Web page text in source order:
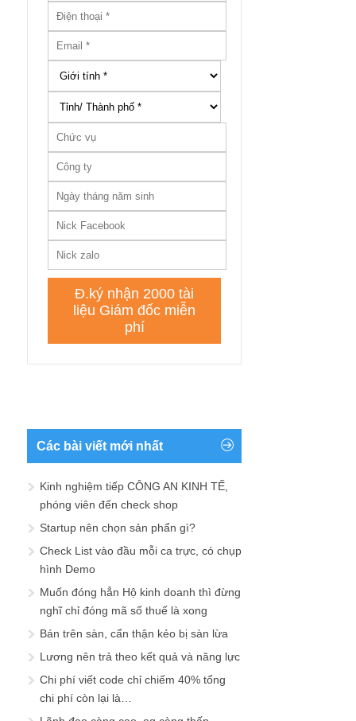
Các bài viết mới nhất
Kinh nghiệm tiếp CÔNG AN KINH TẾ,
phóng viên đến check shop
Startup nên chọn sản phẩn gì?
Check List vào đầu mỗi ca trực, có chụp
hình Demo
Muốn đóng hẳn Hộ kinh doanh thì đừng
nghĩ chỉ đóng mã số thuế là xong
Bán trên sàn, cẩn thận kẻo bị sàn lừa
Lương nên trả theo kết quả và năng lực
Chi phí viết code chỉ chiếm 40% tổng
chi phí còn lại là…